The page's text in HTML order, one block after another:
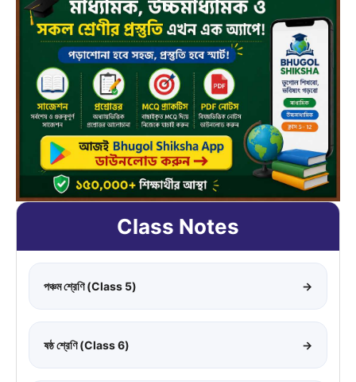
Class Notes
পঞ্চম শ্রেণি (Class 5) →
ষষ্ঠ শ্রেণি (Class 6) →